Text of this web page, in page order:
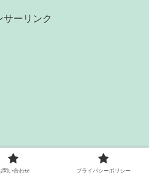
サーリンク
問い合わせ プライバシーポリシー